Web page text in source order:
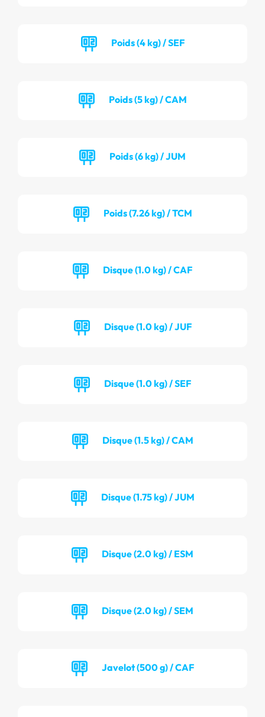
Poids (4 kg) / SEF
Poids (5 kg) / CAM
Poids (6 kg) / JUM
Poids (7.26 kg) / TCM
Disque (1.0 kg) / CAF
Disque (1.0 kg) / JUF
Disque (1.0 kg) / SEF
Disque (1.5 kg) / CAM
Disque (1.75 kg) / JUM
Disque (2.0 kg) / ESM
Disque (2.0 kg) / SEM
Javelot (500 g) / CAF